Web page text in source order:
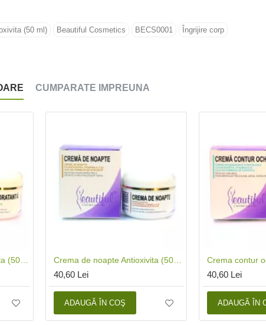
(50 ml) Beautiful Cosmetics BECS0001 Îngrijire corp
CUMPARATE IMPREUNA
40,60 Lei
ADAUGĂ ÎN COŞ
40,60 Lei
ADAUGĂ ÎN